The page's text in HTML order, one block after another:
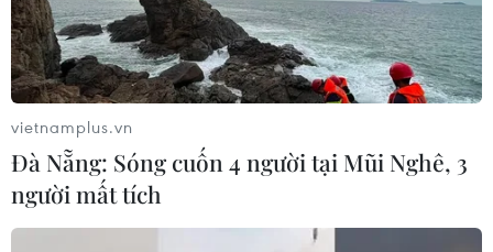
vietnamplus.vn
Đà Nẵng: Sóng cuốn 4 người tại Mũi Nghê, 3
người mất tích